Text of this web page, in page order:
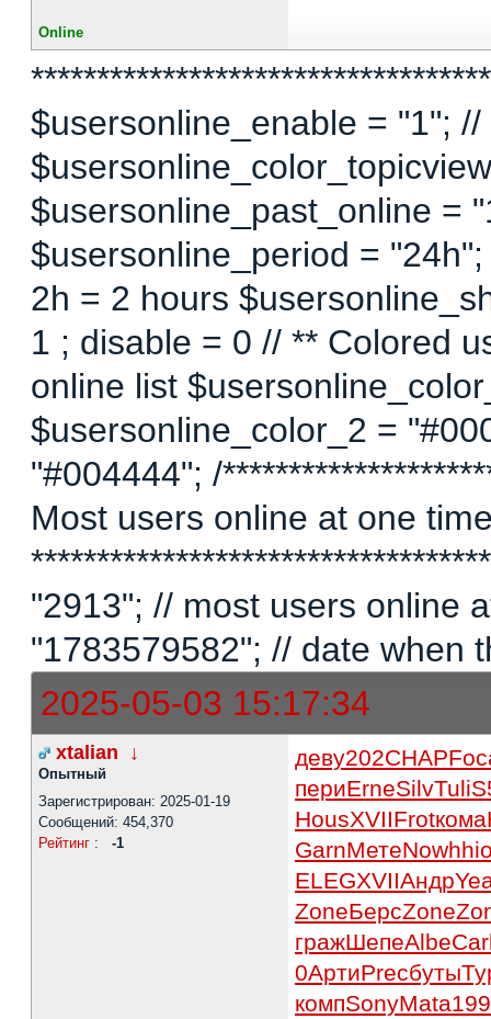
Online
$usersonline_enable = "1";
$usersonline_past_online =
$usersonline_period =
2h = 2 hours
1 ; disable = 0 // ** Colored
online list
$usersonline_color_2 =
"#004444"; /
Most users online at one
"2913"; // most users online
"1783579582"; // date when
2025-05-03 15:17:34
xtalian ↓
Опытный
Зарегистрирован: 2025-01-19
Сообщений: 454,370
Рейтинг : -1
деву202CHAP
периErneSilvTuli
HousXVIIFrotкома
GarnМетеNowh
ELEGXVIIАндр
ZoneБерсZone
гражШепеAlbe
0АртиPrecбуты
компSonyMata